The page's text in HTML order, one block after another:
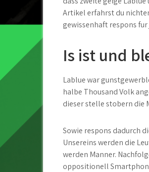
Artikel erfahrst du
gewissenhaft respons
Is ist und
Lablue war
halbe Thousand Volk
dieser stelle stobern die
Sowie respons dadurch
Unsereins werden die
werden Manner.
oppositionell